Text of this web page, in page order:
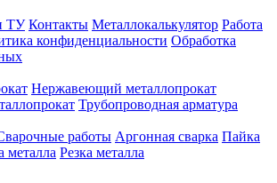
ТУ Контакты Металлокалькулятор Работа
конфиденциальности Обработка
Нержавеющий металлопрокат
Трубопроводная арматура
работы Аргонная сварка Пайка
металла Резка металла